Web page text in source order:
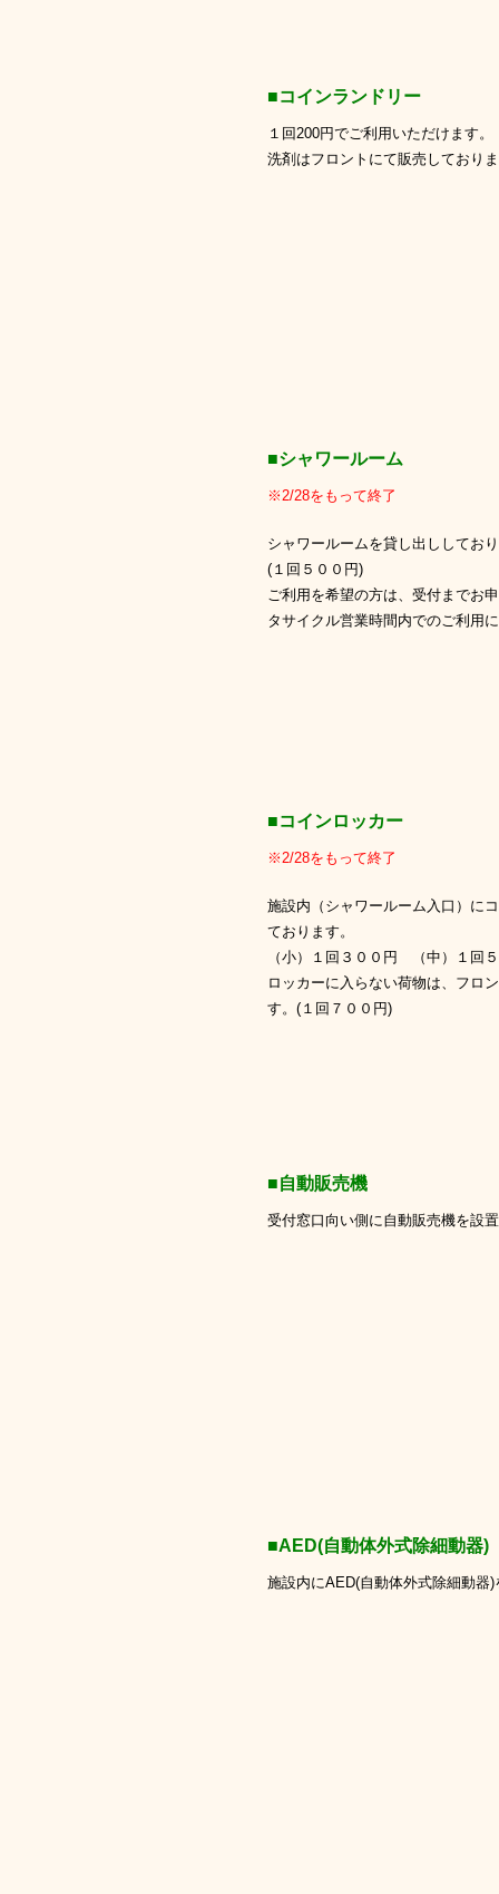
■コインランドリー
１回200円でご利用いただけます。
洗剤はフロントにて販売しており
■シャワールーム
※2/28をもって終了
シャワールームを貸し出ししてお
(１回５００円)
ご利用を希望の方は、受付までお
タサイクル営業時間内でのご利用
■コインロッカー
※2/28をもって終了
施設内（シャワールーム入口）に
ております。
（小）１回３００円 （中）１回
ロッカーに入らない荷物は、フロ
す。(１回７００円)
■自動販売機
受付窓口向い側に自動販売機を設
■AED(自動体外式除細動器)
施設内にAED(自動体外式除細動器)